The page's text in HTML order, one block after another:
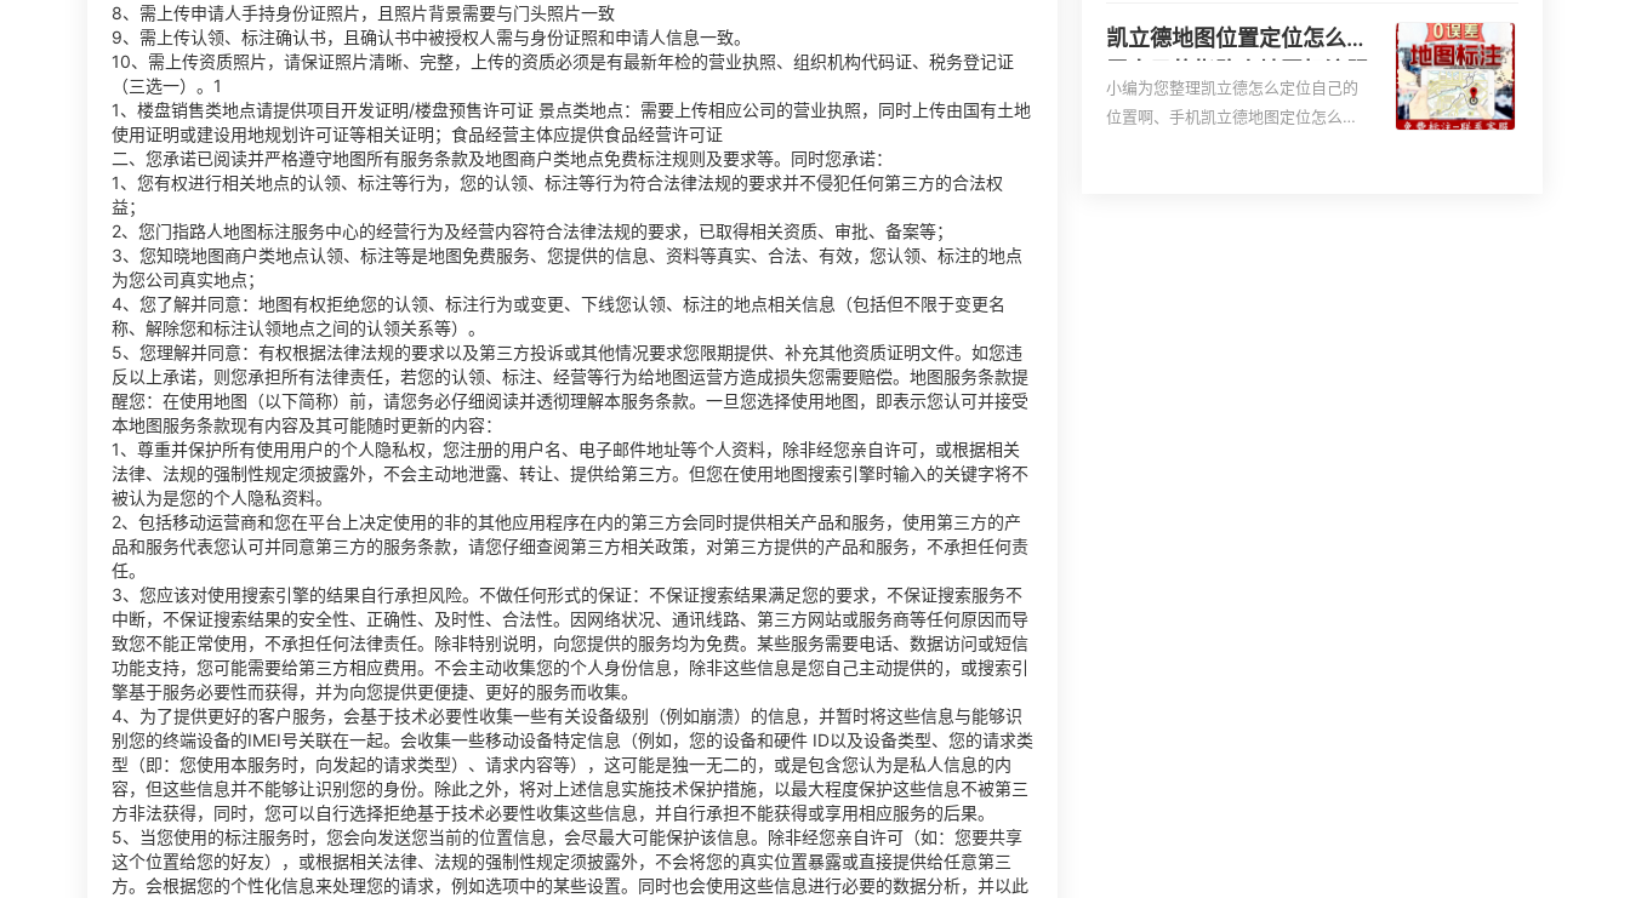
8、需上传申请人手持身份证照片，且照片背景需要与门头照片一致
9、需上传认领、标注确认书，且确认书中被授权人需与身份证照和申请人信息一致。
10、需上传资质照片，请保证照片清晰、完整，上传的资质必须是有最新年检的营业执照、组织机构代码证、税务登记证
（三选一）。1
1、楼盘销售类地点请提供项目开发证明/楼盘预售许可证 景点类地点：需要上传相应公司的营业执照，同时上传由国有土地
使用证明或建设用地规划许可证等相关证明；食品经营主体应提供食品经营许可证
二、您承诺已阅读并严格遵守地图所有服务条款及地图商户类地点免费标注规则及要求等。同时您承诺：
1、您有权进行相关地点的认领、标注等行为，您的认领、标注等行为符合法律法规的要求并不侵犯任何第三方的合法权
益；
2、您门指路人地图标注服务中心的经营行为及经营内容符合法律法规的要求，已取得相关资质、审批、备案等；
3、您知晓地图商户类地点认领、标注等是地图免费服务、您提供的信息、资料等真实、合法、有效，您认领、标注的地点
为您公司真实地点；
4、您了解并同意：地图有权拒绝您的认领、标注行为或变更、下线您认领、标注的地点相关信息（包括但不限于变更名
称、解除您和标注认领地点之间的认领关系等）。
5、您理解并同意：有权根据法律法规的要求以及第三方投诉或其他情况要求您限期提供、补充其他资质证明文件。如您违
反以上承诺，则您承担所有法律责任，若您的认领、标注、经营等行为给地图运营方造成损失您需要赔偿。地图服务条款提
醒您：在使用地图（以下简称）前，请您务必仔细阅读并透彻理解本服务条款。一旦您选择使用地图，即表示您认可并接受
本地图服务条款现有内容及其可能随时更新的内容：
1、尊重并保护所有使用用户的个人隐私权，您注册的用户名、电子邮件地址等个人资料，除非经您亲自许可，或根据相关
法律、法规的强制性规定须披露外，不会主动地泄露、转让、提供给第三方。但您在使用地图搜索引擎时输入的关键字将不
被认为是您的个人隐私资料。
2、包括移动运营商和您在平台上决定使用的非的其他应用程序在内的第三方会同时提供相关产品和服务，使用第三方的产
品和服务代表您认可并同意第三方的服务条款，请您仔细查阅第三方相关政策，对第三方提供的产品和服务，不承担任何责
任。
3、您应该对使用搜索引擎的结果自行承担风险。不做任何形式的保证：不保证搜索结果满足您的要求，不保证搜索服务不
中断，不保证搜索结果的安全性、正确性、及时性、合法性。因网络状况、通讯线路、第三方网站或服务商等任何原因而导
致您不能正常使用，不承担任何法律责任。除非特别说明，向您提供的服务均为免费。某些服务需要电话、数据访问或短信
功能支持，您可能需要给第三方相应费用。不会主动收集您的个人身份信息，除非这些信息是您自己主动提供的，或搜索引
擎基于服务必要性而获得，并为向您提供更便捷、更好的服务而收集。
4、为了提供更好的客户服务，会基于技术必要性收集一些有关设备级别（例如崩溃）的信息，并暂时将这些信息与能够识
别您的终端设备的IMEI号关联在一起。会收集一些移动设备特定信息（例如，您的设备和硬件 ID以及设备类型、您的请求类
型（即：您使用本服务时，向发起的请求类型）、请求内容等），这可能是独一无二的，或是包含您认为是私人信息的内
容，但这些信息并不能够让识别您的身份。除此之外，将对上述信息实施技术保护措施，以最大程度保护这些信息不被第三
方非法获得，同时，您可以自行选择拒绝基于技术必要性收集这些信息，并自行承担不能获得或享用相应服务的后果。
5、当您使用的标注服务时，您会向发送您当前的位置信息，会尽最大可能保护该信息。除非经您亲自许可（如：您要共享
这个位置给您的好友），或根据相关法律、法规的强制性规定须披露外，不会将您的真实位置暴露或直接提供给任意第三
方。会根据您的个性化信息来处理您的请求，例如选项中的某些设置。同时也会使用这些信息进行必要的数据分析，并以此
标注、如何创建门指路人地图标注服
务中心定位地址、如何创建门指路人
地图标注服务中心定位地址、服装门
指路人地图标注服务中心地址标注上
凯立德地图位置定位怎么设
务中心名？凯立德地图位置
小编为您整理凯立德怎么定位自己的
位置啊、手机凯立德地图定位怎么设